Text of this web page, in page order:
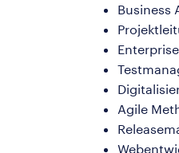
Business
Agile